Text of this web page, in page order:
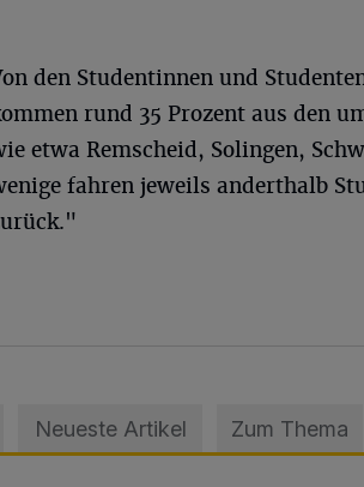
den Studentinnen und
rund 35 Prozent aus den
etwa Remscheid, Solingen,
fahren jeweils anderthalb
Neueste Artikel Zum Thema